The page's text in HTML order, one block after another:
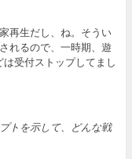
再生だし、ね。そうい
れるので、一時期、遊
受付ストップしてまし
トを示して、どんな戦